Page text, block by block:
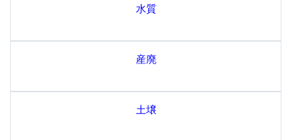
水質
産廃
土壌